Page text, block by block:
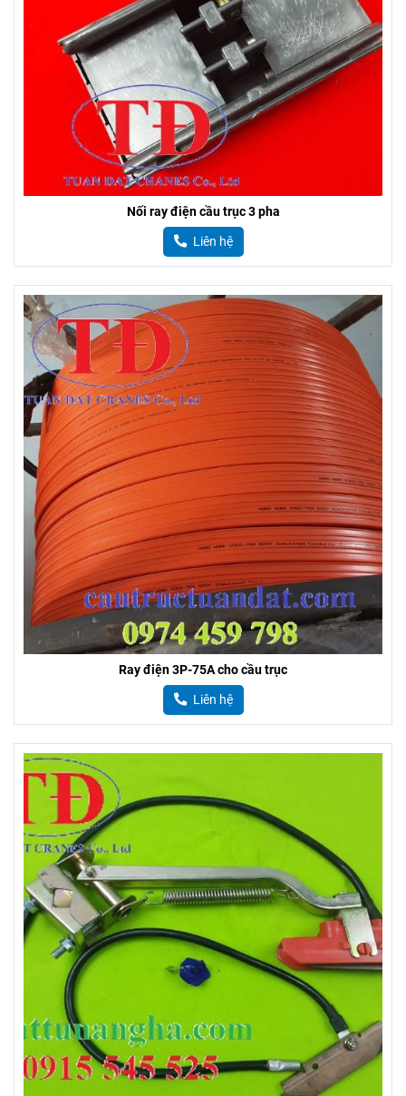
Nối ray điện cầu trục 3 pha
Liên hệ
Ray điện 3P-75A cho cầu trục
Liên hệ